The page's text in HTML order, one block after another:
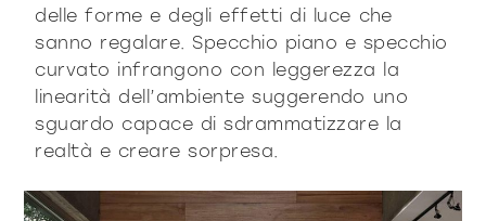
delle forme e degli effetti di luce che
sanno regalare. Specchio piano e specchio
curvato infrangono con leggerezza la
linearità dell’ambiente suggerendo uno
sguardo capace di sdrammatizzare la
realtà e creare sorpresa.